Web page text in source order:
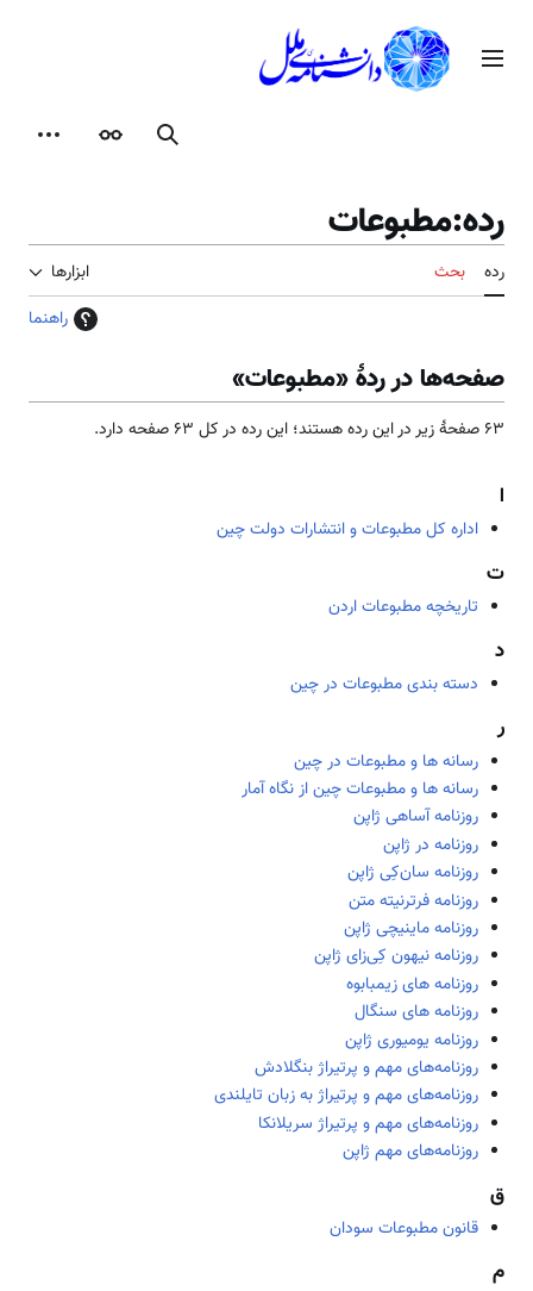
محتوامنوی اصلی
جستجوظاهر
رده:مطبوعات
رده بحث
ابزارها
راهنما
صفحه‌ها در ردهٔ «مطبوعات»
۶۳ صفحۀ زیر در این رده هستند؛ این رده در کل ۶۳ صفحه دارد.
ا
اداره کل مطبوعات و انتشارات دولت چین
ت
تاریخچه مطبوعات اردن
د
دسته بندی مطبوعات در چین
ر
رسانه ها و مطبوعات در چین
رسانه ها و مطبوعات چین از نگاه آمار
روزنامه آساهی ژاپن
روزنامه در ژاپن
روزنامه سان‌کِی ژاپن
روزنامه فرترنیته متن
روزنامه ماینیچی ژاپن
روزنامه نیهون کِی‌زای ژاپن
روزنامه های زیمبابوه
روزنامه های سنگال
روزنامه یومیوری ژاپن
روزنامه‌های مهم و پرتیراژ بنگلادش
روزنامه‌های مهم و پرتیراژ به زبان تایلندی
روزنامه‌های مهم و پرتیراژ سریلانکا
روزنامه‌های مهم ژاپن
ق
قانون مطبوعات سودان
م